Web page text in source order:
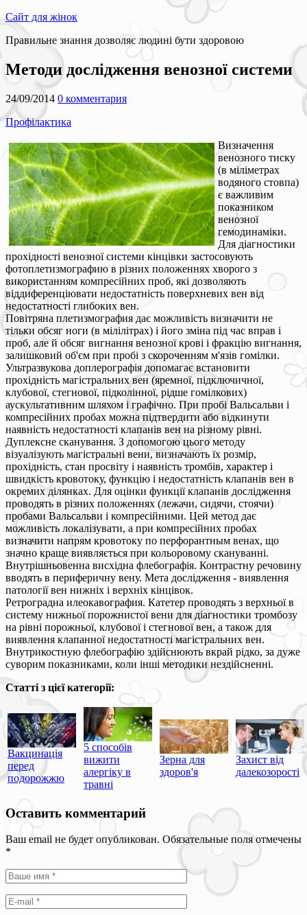
Сайт для жінок
Правильне знання дозволяє людині бути здоровою
Методи дослідження венозної системи
24/09/2014 0 комментария
Профілактика
Визначення
венозного тиску
(в міліметрах
водяного стовпа)
є важливим
показником
венозної
гемодинаміки.
Для діагностики
прохідності венозної системи кінцівки застосовують
фотоплетизмографию в різних положеннях хворого з
використанням компресійних проб, які дозволяють
віддиференціювати недостатність поверхневих вен від
недостатності глибоких вен.
Повітряна плетизмография дає можливість визначити не
тільки обсяг ноги (в мілілітрах) і його зміна під час вправ і
проб, але й обсяг вигнання венозної крові і фракцію вигнання,
залишковий об'єм при пробі з скороченням м'язів гомілки.
Ультразвукова доплерографія допомагає встановити
прохідність магістральних вен (яремної, підключичної,
клубової, стегнової, підколінної, рідше гомілкових)
аускультативним шляхом і графічно. При пробі Вальсальви і
компресійних пробах можна підтвердити або відкинути
наявність недостатності клапанів вен на різному рівні.
Дуплексне сканування. З допомогою цього методу
візуалізують магістральні вени, визначають їх розмір,
прохідність, стан просвіту і наявність тромбів, характер і
швидкість кровотоку, функцію і недостатність клапанів вен в
окремих ділянках. Для оцінки функції клапанів дослідження
проводять в різних положеннях (лежачи, сидячи, стоячи)
пробами Вальсальви і компресійними. Цей метод дає
можливість локалізувати, а при компресійних пробах
визначити напрям кровотоку по перфорантным венах, що
значно краще виявляється при кольоровому скануванні.
Внутрішньовенна висхідна флебографія. Контрастну речовину
вводять в периферичну вену. Мета дослідження - виявлення
патології вен нижніх і верхніх кінцівок.
Ретроградна илеокавография. Катетер проводять з верхньої в
систему нижньої порожнистої вени для діагностики тромбозу
на рівні порожньої, клубової і стегнової вен, а також для
виявлення клапанної недостатності магістральних вен.
Внутрикостную флебографію здійснюють вкрай рідко, за дуже
суворим показниками, коли інші методики нездійсненні.
Статті з цієї категорії:
Вакцинація
перед
подорожжю
5 способів
вижити
алергіку в
травні
Зерна для
здоров'я
Захист від
далекозорості
Оставить комментарий
Ваш email не будет опубликован. Обязательные поля отмечены
*